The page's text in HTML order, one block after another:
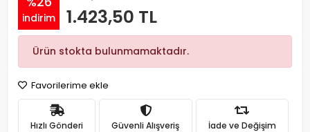
indirim 1.423,50 TL
Ürün stokta bulunmamaktadır.
Favorilerime ekle
Hızlı Gönderi Güvenli Alışveriş İade ve Değişim